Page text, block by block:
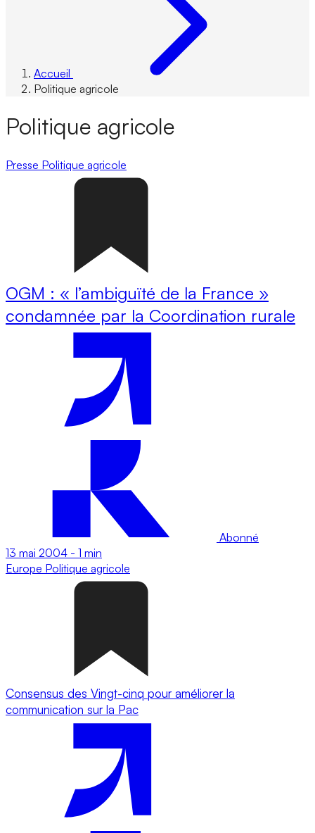
Accueil
Politique agricole
Politique agricole
Presse Politique agricole
OGM : « l’ambiguïté de la France »
condamnée par la Coordination rurale
Abonné
13 mai 2004 - 1 min
Europe Politique agricole
Consensus des Vingt-cinq pour améliorer la
communication sur la Pac